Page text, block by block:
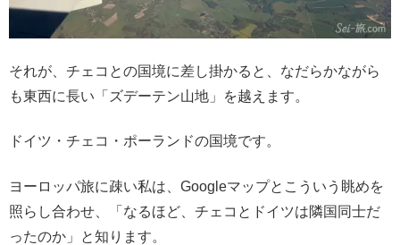
それが、チェコとの国境に差し掛かると、なだらかながら
も東西に長い「ズデーテン山地」を越えます。
ドイツ・チェコ・ポーランドの国境です。
ヨーロッパ旅に疎い私は、Googleマップとこういう眺めを
照らし合わせ、「なるほど、チェコとドイツは隣国同士だ
ったのか」と知ります。